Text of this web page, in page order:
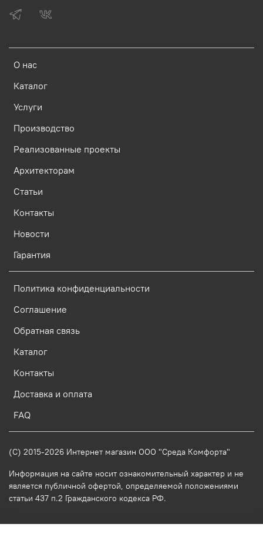
О нас
Каталог
Услуги
Производство
Реализованные проекты
Архитекторам
Статьи
Контакты
Новости
Гарантия
Политика конфиденциальности
Соглашение
Обратная связь
Каталог
Контакты
Доставка и оплата
FAQ
(C) 2015-2026 Интернет магазин ООО "Среда Комфорта"
Информация на сайте носит ознакомительный характер и не
является публичной офертой, определяемой положениями
статьи 437 п.2 Гражданского кодекса РФ.